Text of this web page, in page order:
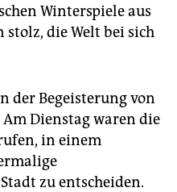
Winterspiele aus
stolz, die Welt bei sich
der Begeisterung von
Dienstag waren die
in einem
zu entscheiden.